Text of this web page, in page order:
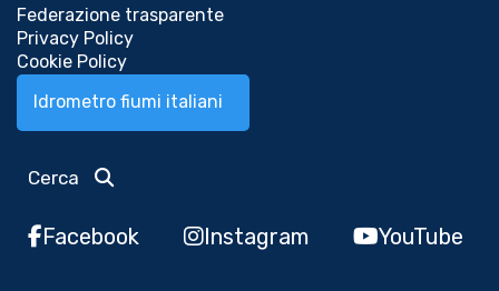
Federazione trasparente
Privacy Policy
Cookie Policy
Idrometro fiumi italiani
Cerca
Facebook Instagram YouTube